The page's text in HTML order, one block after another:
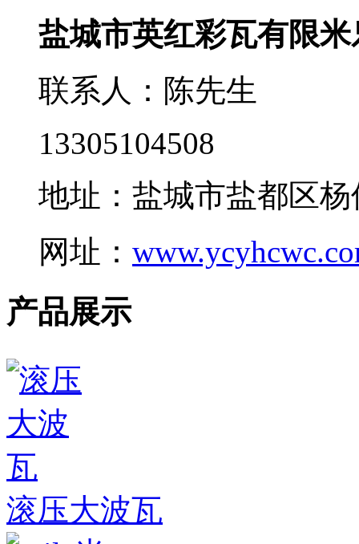
盐城市英红彩瓦有限
联系人：陈先生
13305104508
地址：盐城市盐都区
网址：
产品展示
滚压大波瓦